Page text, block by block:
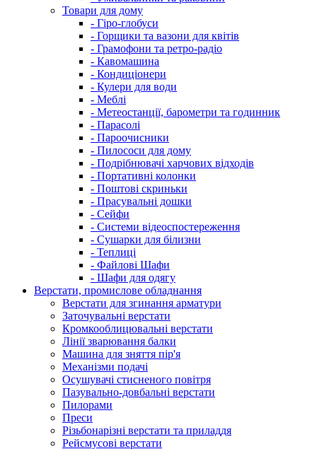
Товари для дому
- Гіро-глобуси
- Горщики та вазони для квітів
- Грамофони та ретро-радіо
- Кавомашина
- Кондиціонери
- Кулери для води
- Меблі
- Метеостанції, барометри та годинник
- Парасолі
- Пароочисники
- Пилососи для дому
- Подрібнювачі харчових відходів
- Портативні колонки
- Поштові скриньки
- Прасувальні дошки
- Сейфи
- Системи відеоспостереження
- Сушарки для білизни
- Теплиці
- Файлові Шафи
- Шафи для одягу
Верстати, промислове обладнання
Верстати для згинання арматури
Заточувальні верстати
Кромкооблицювальні верстати
Лінії зварювання балки
Машина для зняття пір'я
Механізми подачі
Осушувачі стисненого повітря
Пазувально-довбальні верстати
Пилорами
Преси
Різьбонарізні верстати та приладдя
Рейсмусові верстати